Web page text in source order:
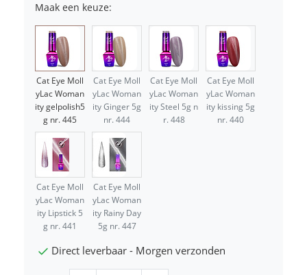
Maak een keuze:
Cat Eye Moll
yLac Woman
ity gelpolish5
g nr. 445
Cat Eye Moll
yLac Woman
ity Ginger 5g
nr. 444
Cat Eye Moll
yLac Woman
ity Steel 5g n
r. 448
Cat Eye Moll
yLac Woman
ity kissing 5g
nr. 440
Cat Eye Moll
yLac Woman
ity Lipstick 5
g nr. 441
Cat Eye Moll
yLac Woman
ity Rainy Day
5g nr. 447
Direct leverbaar - Morgen verzonden